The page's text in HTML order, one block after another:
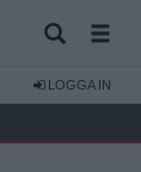
LOGGA IN